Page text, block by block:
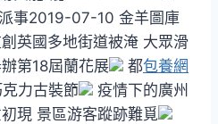
事2019-07-10 金羊圖庫
創英國多地街道被淹 大眾滑
第18屆蘭花展 都包養網
力古裝節
疫情下的廣州
現 景區游客蹤跡難覓